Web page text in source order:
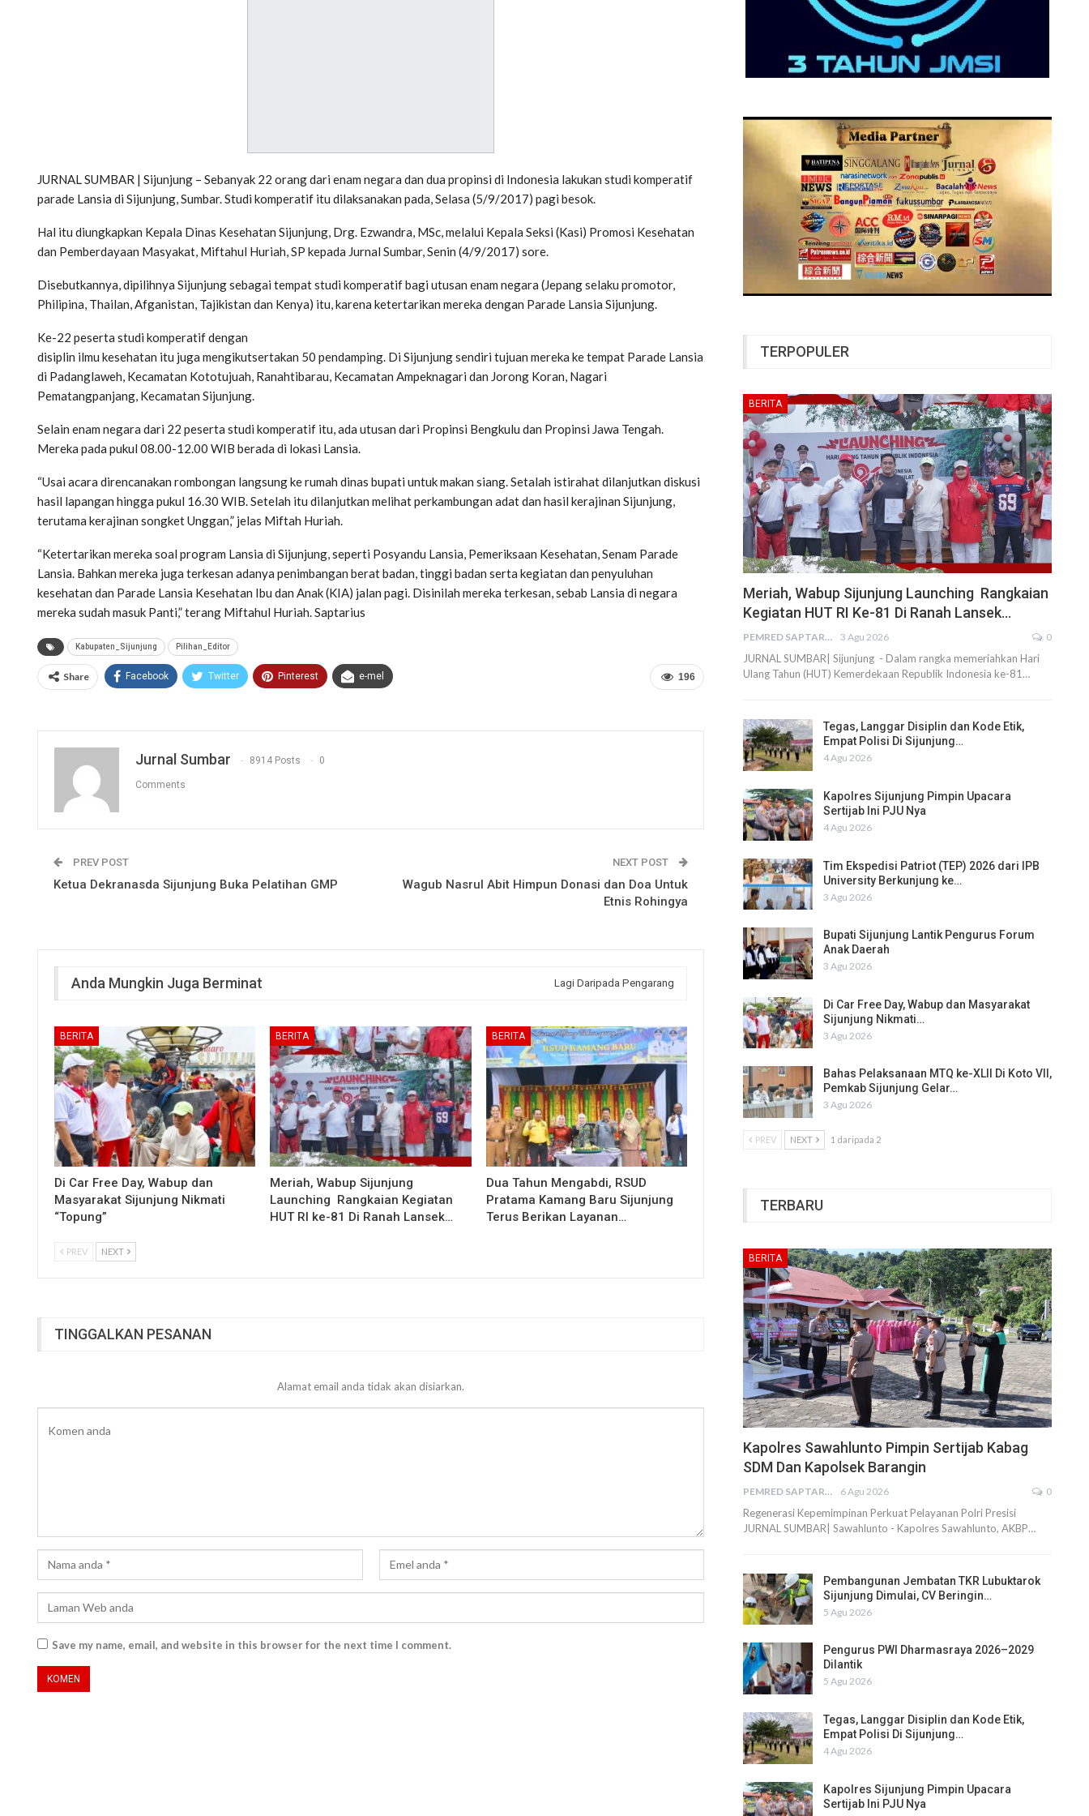
JURNAL SUMBAR | Sijunjung – Sebanyak 22 orang dari enam negara dan dua propinsi di Indonesia lakukan studi komperatif
parade Lansia di Sijunjung, Sumbar. Studi komperatif itu dilaksanakan pada, Selasa (5/9/2017) pagi besok.
Hal itu diungkapkan Kepala Dinas Kesehatan Sijunjung, Drg. Ezwandra, MSc, melalui Kepala Seksi (Kasi) Promosi Kesehatan
dan Pemberdayaan Masyakat, Miftahul Huriah, SP kepada Jurnal Sumbar, Senin (4/9/2017) sore.
Disebutkannya, dipilihnya Sijunjung sebagai tempat studi komperatif bagi utusan enam negara (Jepang selaku promotor,
Philipina, Thailan, Afganistan, Tajikistan dan Kenya) itu, karena ketertarikan mereka dengan Parade Lansia Sijunjung.
Ke-22 peserta studi komperatif dengan
disiplin ilmu kesehatan itu juga mengikutsertakan 50 pendamping. Di Sijunjung sendiri tujuan mereka ke tempat Parade Lansia
di Padanglaweh, Kecamatan Kototujuah, Ranahtibarau, Kecamatan Ampeknagari dan Jorong Koran, Nagari
Pematangpanjang, Kecamatan Sijunjung.
Selain enam negara dari 22 peserta studi komperatif itu, ada utusan dari Propinsi Bengkulu dan Propinsi Jawa Tengah.
Mereka pada pukul 08.00-12.00 WIB berada di lokasi Lansia.
“Usai acara direncanakan rombongan langsung ke rumah dinas bupati untuk makan siang. Setalah istirahat dilanjutkan diskusi
hasil lapangan hingga pukul 16.30 WIB. Setelah itu dilanjutkan melihat perkambungan adat dan hasil kerajinan Sijunjung,
terutama kerajinan songket Unggan,” jelas Miftah Huriah.
“Ketertarikan mereka soal program Lansia di Sijunjung, seperti Posyandu Lansia, Pemeriksaan Kesehatan, Senam Parade
Lansia. Bahkan mereka juga terkesan adanya penimbangan berat badan, tinggi badan serta kegiatan dan penyuluhan
kesehatan dan Parade Lansia Kesehatan Ibu dan Anak (KIA) jalan pagi. Disinilah mereka terkesan, sebab Lansia di negara
mereka sudah masuk Panti,” terang Miftahul Huriah. Saptarius
Kabupaten_Sijunjung Pilihan_Editor
196
Share Facebook Twitter Pinterest e-mel
Jurnal Sumbar 8914 Posts 0
Comments
PREV POST
Ketua Dekranasda Sijunjung Buka Pelatihan GMP
NEXT POST
Wagub Nasrul Abit Himpun Donasi dan Doa Untuk
Etnis Rohingya
Anda Mungkin Juga Berminat Lagi Daripada Pengarang
BERITA
Di Car Free Day, Wabup dan
Masyarakat Sijunjung Nikmati
“Topung”
BERITA
Meriah, Wabup Sijunjung
Launching Rangkaian Kegiatan
HUT RI ke-81 Di Ranah Lansek…
BERITA
Dua Tahun Mengabdi, RSUD
Pratama Kamang Baru Sijunjung
Terus Berikan Layanan…
PREV NEXT
TINGGALKAN PESANAN
Alamat email anda tidak akan disiarkan.
Save my name, email, and website in this browser for the next time I comment.
TERPOPULER
BERITA
Meriah, Wabup Sijunjung Launching Rangkaian
Kegiatan HUT RI Ke-81 Di Ranah Lansek…
PEMRED SAPTARIUS 3 Agu 2026 0
JURNAL SUMBAR| Sijunjung - Dalam rangka memeriahkan Hari
Ulang Tahun (HUT) Kemerdekaan Republik Indonesia ke-81…
Tegas, Langgar Disiplin dan Kode Etik,
Empat Polisi Di Sijunjung…
4 Agu 2026
Kapolres Sijunjung Pimpin Upacara
Sertijab Ini PJU Nya
4 Agu 2026
Tim Ekspedisi Patriot (TEP) 2026 dari IPB
University Berkunjung ke…
3 Agu 2026
Bupati Sijunjung Lantik Pengurus Forum
Anak Daerah
3 Agu 2026
Di Car Free Day, Wabup dan Masyarakat
Sijunjung Nikmati…
3 Agu 2026
Bahas Pelaksanaan MTQ ke-XLII Di Koto VII,
Pemkab Sijunjung Gelar…
3 Agu 2026
PREV NEXT 1 daripada 2
TERBARU
BERITA
Kapolres Sawahlunto Pimpin Sertijab Kabag
SDM Dan Kapolsek Barangin
PEMRED SAPTARIUS 6 Agu 2026 0
Regenerasi Kepemimpinan Perkuat Pelayanan Polri Presisi
JURNAL SUMBAR| Sawahlunto - Kapolres Sawahlunto, AKBP…
Pembangunan Jembatan TKR Lubuktarok
Sijunjung Dimulai, CV Beringin…
5 Agu 2026
Pengurus PWI Dharmasraya 2026–2029
Dilantik
5 Agu 2026
Tegas, Langgar Disiplin dan Kode Etik,
Empat Polisi Di Sijunjung…
4 Agu 2026
Kapolres Sijunjung Pimpin Upacara
Sertijab Ini PJU Nya